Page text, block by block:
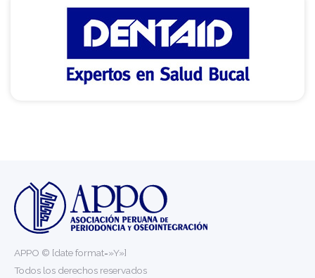
APPO © [date format=»Y»]
Todos los derechos reservados